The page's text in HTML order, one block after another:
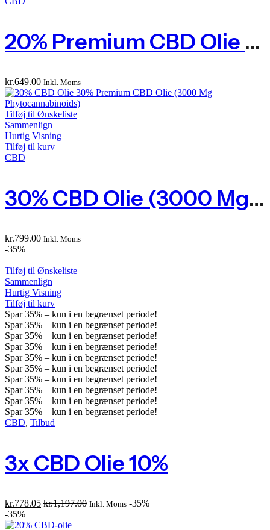
20% Premium CBD Olie (2000 Mg Phytocannabinoids)
kr.649.00 Inkl. Moms
Tilføj til Ønskeliste
Sammenlign
Hurtig Visning
Tilføj til kurv
CBD
30% CBD Olie (3000 Mg Phytocannabinoids
kr.799.00 Inkl. Moms
-35%
Tilføj til Ønskeliste
Sammenlign
Hurtig Visning
Tilføj til kurv
Spar35% – kun i en begrænset periode!
Spar35% – kun i en begrænset periode!
Spar35% – kun i en begrænset periode!
Spar35% – kun i en begrænset periode!
Spar35% – kun i en begrænset periode!
Spar35% – kun i en begrænset periode!
Spar35% – kun i en begrænset periode!
Spar35% – kun i en begrænset periode!
Spar35% – kun i en begrænset periode!
Spar35% – kun i en begrænset periode!
CBD, Tilbud
3x CBD Olie 10%
kr.778.05 kr.1,197.00 Inkl. Moms -35%
-35%